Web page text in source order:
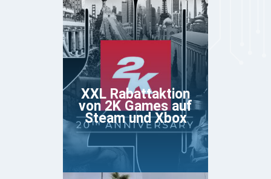
XXL Rabattaktion
von 2K Games auf
Steam und Xbox